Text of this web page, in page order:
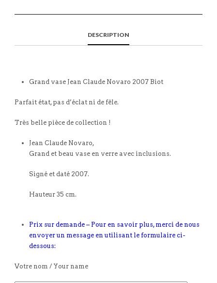
DESCRIPTION
Grand vase Jean Claude Novaro 2007 Biot
Parfait état, pas d’éclat ni de fêle.
Très belle pièce de collection !
Jean Claude Novaro,
Grand et beau vase en verre avec inclusions.
Signé et daté 2007.
Hauteur 35 cm.
Prix sur demande – Pour en savoir plus, merci de nous
envoyer un message en utilisant le formulaire ci-
dessous:
Votre nom / Your name